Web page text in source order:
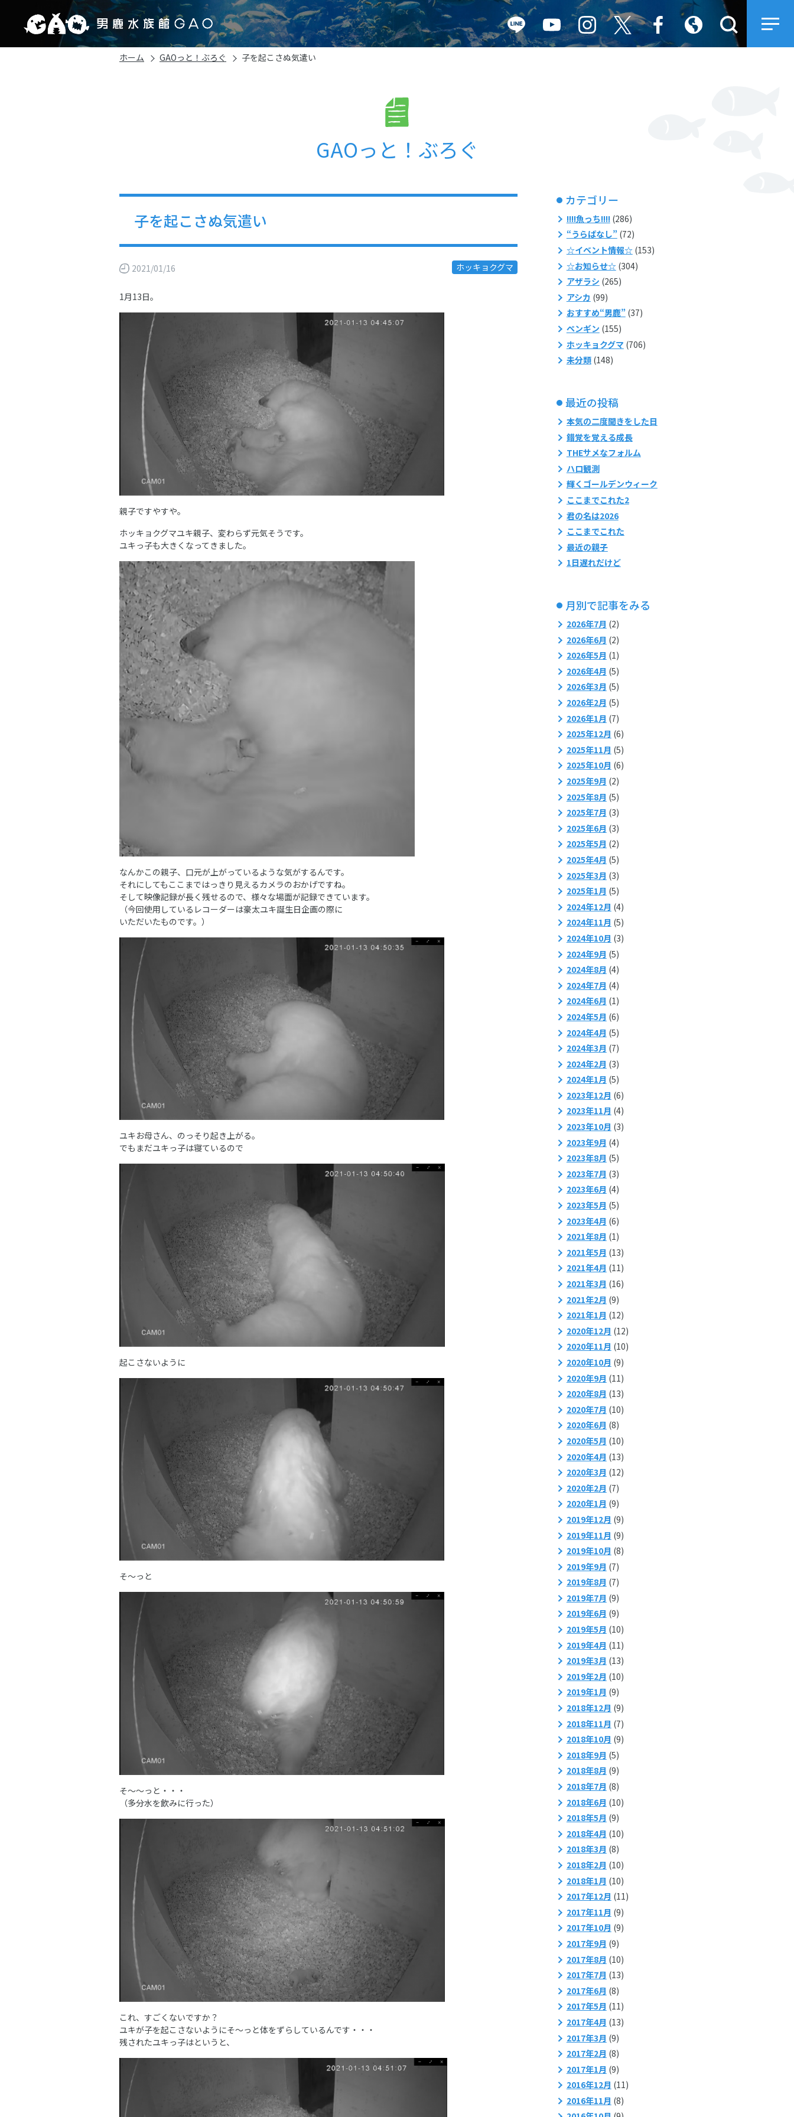
ホーム GAOっと！ぶろぐ 子を起こさぬ気遣い
GAOっと！ぶろぐ
子を起こさぬ気遣い
2021/01/16 ホッキョクグマ
1月13日。
親子ですやすや。
ホッキョクグマユキ親子、変わらず元気そうです。
ユキっ子も大きくなってきました。
なんかこの親子、口元が上がっているような気がするんです。
それにしてもここまではっきり見えるカメラのおかげですね。
そして映像記録が長く残せるので、様々な場面が記録できています。
（今回使用しているレコーダーは豪太ユキ誕生日企画の際に
いただいたものです。）
ユキお母さん、のっそり起き上がる。
でもまだユキっ子は寝ているので
起こさないように
そ～っと
そ～～っと・・・
（多分水を飲みに行った）
これ、すごくないですか？
ユキが子を起こさないようにそ～っと体をずらしているんです・・・
残されたユキっ子はというと、
カテゴリー
!!!!魚っち!!!!(286)
“うらばなし”(72)
☆イベント情報☆(153)
☆お知らせ☆(304)
アザラシ (265)
アシカ (99)
おすすめ“男鹿”(37)
ペンギン (155)
ホッキョクグマ (706)
未分類(148)
最近の投稿
本気の二度聞きをした日
錯覚を覚える成長
THEサメなフォルム
ハロ観測
輝くゴールデンウィーク
ここまでこれた2
君の名は2026
ここまでこれた
最近の親子
1日遅れだけど
月別で記事をみる
2026年7月 (2)
2026年6月 (2)
2026年5月 (1)
2026年4月 (5)
2026年3月 (5)
2026年2月 (5)
2026年1月 (7)
2025年12月 (6)
2025年11月 (5)
2025年10月 (6)
2025年9月 (2)
2025年8月 (5)
2025年7月 (3)
2025年6月 (3)
2025年5月 (2)
2025年4月 (5)
2025年3月 (3)
2025年1月 (5)
2024年12月 (4)
2024年11月 (5)
2024年10月 (3)
2024年9月 (5)
2024年8月 (4)
2024年7月 (4)
2024年6月 (1)
2024年5月 (6)
2024年4月 (5)
2024年3月 (7)
2024年2月 (3)
2024年1月 (5)
2023年12月 (6)
2023年11月 (4)
2023年10月 (3)
2023年9月 (4)
2023年8月 (5)
2023年7月 (3)
2023年6月 (4)
2023年5月 (5)
2023年4月 (6)
2021年8月 (1)
2021年5月 (13)
2021年4月 (11)
2021年3月 (16)
2021年2月 (9)
2021年1月 (12)
2020年12月 (12)
2020年11月 (10)
2020年10月 (9)
2020年9月 (11)
2020年8月 (13)
2020年7月 (10)
2020年6月 (8)
2020年5月 (10)
2020年4月 (13)
2020年3月 (12)
2020年2月 (7)
2020年1月 (9)
2019年12月 (9)
2019年11月 (9)
2019年10月 (8)
2019年9月 (7)
2019年8月 (7)
2019年7月 (9)
2019年6月 (9)
2019年5月 (10)
2019年4月 (11)
2019年3月 (13)
2019年2月 (10)
2019年1月 (9)
2018年12月 (9)
2018年11月 (7)
2018年10月 (9)
2018年9月 (5)
2018年8月 (9)
2018年7月 (8)
2018年6月 (10)
2018年5月 (9)
2018年4月 (10)
2018年3月 (8)
2018年2月 (10)
2018年1月 (10)
2017年12月 (11)
2017年11月 (9)
2017年10月 (9)
2017年9月 (9)
2017年8月 (10)
2017年7月 (13)
2017年6月 (8)
2017年5月 (11)
2017年4月 (13)
2017年3月 (9)
2017年2月 (8)
2017年1月 (9)
2016年12月 (11)
2016年11月 (8)